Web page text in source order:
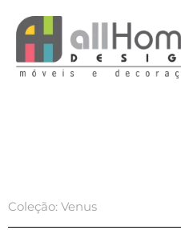
para
conteúdo
Coleção: Venus